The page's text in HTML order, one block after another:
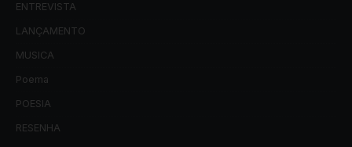
ENTREVISTA
LANÇAMENTO
MUSICA
Poema
POESIA
RESENHA